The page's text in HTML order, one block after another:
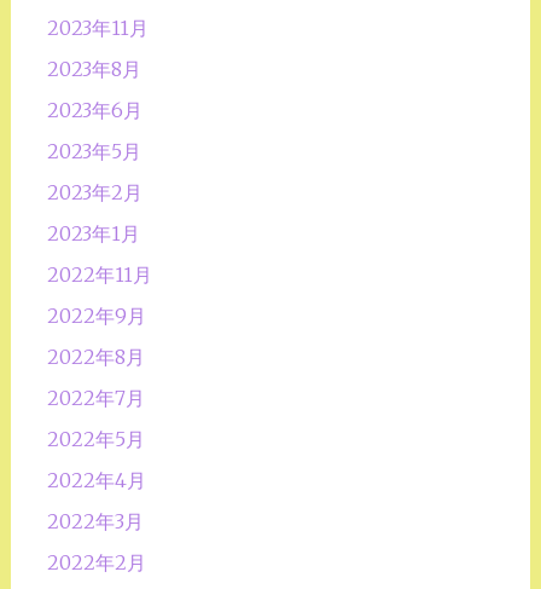
2023年11月
2023年8月
2023年6月
2023年5月
2023年2月
2023年1月
2022年11月
2022年9月
2022年8月
2022年7月
2022年5月
2022年4月
2022年3月
2022年2月